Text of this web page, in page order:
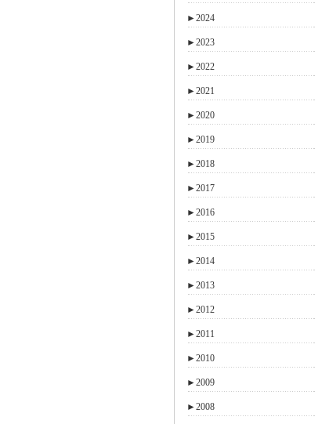
►2024
►2023
►2022
►2021
►2020
►2019
►2018
►2017
►2016
►2015
►2014
►2013
►2012
►2011
►2010
►2009
►2008